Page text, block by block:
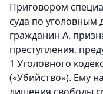
Приговором
суда по уголовным
гражданин А.
преступления,
1 Уголовного
(«Убийство»). Ему